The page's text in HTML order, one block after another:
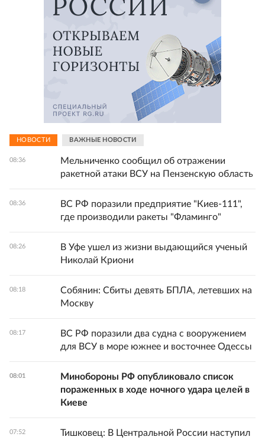
НОВОСТИ ВАЖНЫЕ НОВОСТИ
08:36
Мельниченко сообщил об отражении
ракетной атаки ВСУ на Пензенскую область
08:36
ВС РФ поразили предприятие "Киев-111",
где производили ракеты "Фламинго"
08:26
В Уфе ушел из жизни выдающийся ученый
Николай Криони
08:18
Собянин: Сбиты девять БПЛА, летевших на
Москву
08:17
ВС РФ поразили два судна с вооружением
для ВСУ в море южнее и восточнее Одессы
08:01
Минобороны РФ опубликовало список
пораженных в ходе ночного удара целей в
Киеве
07:52
Тишковец: В Центральной России наступил